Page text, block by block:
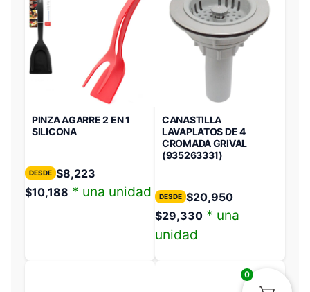
PINZA AGARRE 2 EN 1
SILICONA
DESDE $8,223
$10,188 * una unidad
CANASTILLA
LAVAPLATOS DE 4
CROMADA GRIVAL
(935263331)
DESDE $20,950
$29,330 * una
unidad
0